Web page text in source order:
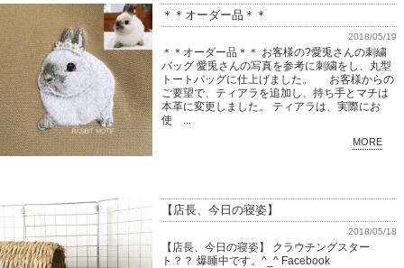
＊＊オーダー品＊＊
2018/05/19
＊＊オーダー品＊＊ お客様の?愛兎さんの刺繍
バッグ 愛兎さんの写真を参考に刺繍をし、丸型
トートバッグに仕上げました。 お客様からの
ご要望で、ティアラを追加し、持ち手とマチは
本革に変更しました。 ティアラは、実際にお
使 ...
MORE
【店長、今日の寝姿】
2018/05/18
【店長、今日の寝姿】 クラウチングスター
ト？？ 爆睡中です。^_^ Facebook